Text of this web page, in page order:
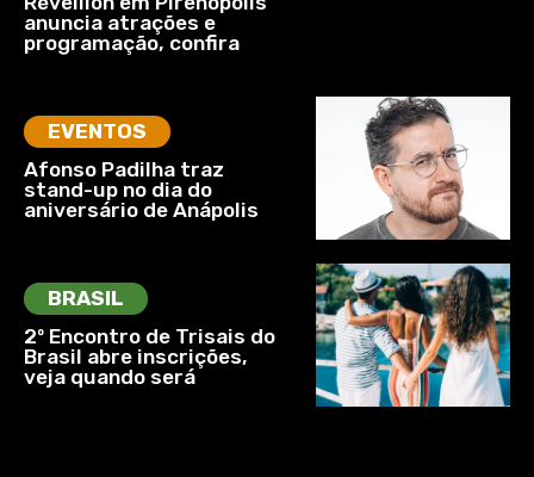
anuncia atrações e
programação, confira
EVENTOS
Afonso Padilha traz
stand-up no dia do
aniversário de Anápolis
BRASIL
2º Encontro de Trisais do
Brasil abre inscrições,
veja quando será